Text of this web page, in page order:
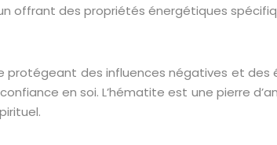
offrant des propriétés énergétiques
des influences négatives et des
en soi. L’hématite est une pierre